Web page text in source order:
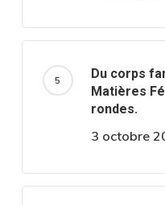
Du corps
Matières
rondes.
3 octobre